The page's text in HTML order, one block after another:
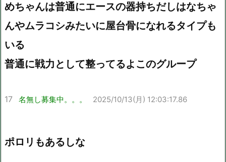
めちゃんは普通にエースの器持ちだしはなちゃ
んやムラコシみたいに屋台骨になれるタイプも
いる
普通に戦力として整ってるよこのグループ
17 名無し募集中。。。 2025/10/13(月) 12:03:17.86
ポロリもあるしな